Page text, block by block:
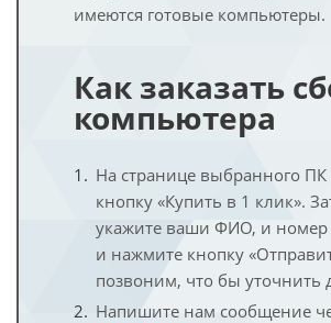
имеются готовые компьютеры.
Как заказать
компьютера
На странице выбранного
кнопку «Купить в 1 клик».
укажите ваши ФИО, и номер
и нажмите кнопку
позвоним, что бы уточнить
Напишите нам сообщение